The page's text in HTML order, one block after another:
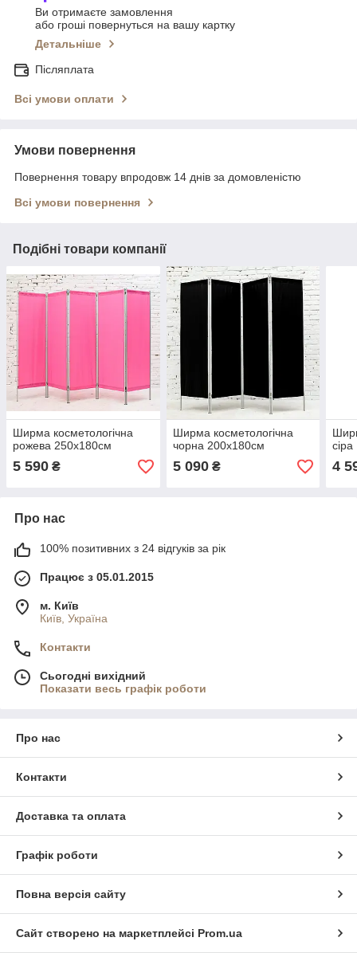
Ви отримаєте замовлення
або гроші повернуться на вашу картку
Детальніше
Післяплата
Всі умови оплати
Умови повернення
Повернення товару впродовж 14 днів за домовленістю
Всі умови повернення
Подібні товари компанії
Ширма косметологічна
рожева 250х180см
5 590 ₴
Ширма косметологічна
чорна 200х180см
5 090₴ 4
Про нас
100% позитивних з 24 відгуків за рік
Працює з 05.01.2015
м. Київ
Київ, Україна
Контакти
Сьогодні вихідний
Показати весь графік роботи
Про нас
Контакти
Доставка та оплата
Графік роботи
Повна версія сайту
Сайт створено на маркетплейсі Prom.ua